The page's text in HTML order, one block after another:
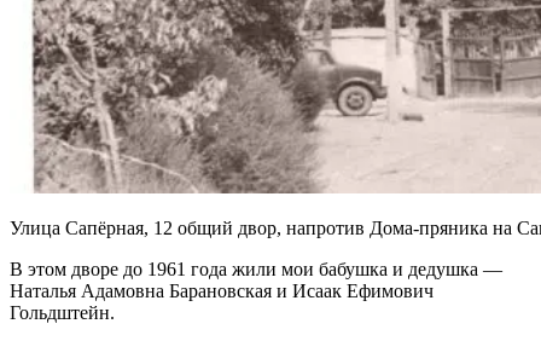
Улица Сапёрная, 12 общий двор, напротив Дома-пряника на
В этом дворе до 1961 года жили мои бабушка и дедушка —
Наталья Адамовна Барановская и Исаак Ефимович
Гольдштейн.